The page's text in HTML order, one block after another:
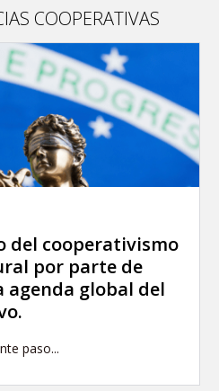
COOPERATIVAS
del cooperativismo
por parte de
agenda global del
paso...